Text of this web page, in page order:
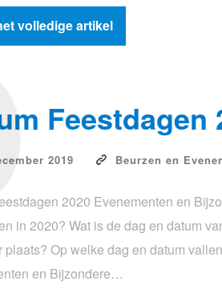
volledige artikel
Feestdagen
2019 Beurzen en
2020 Evenementen en
in 2020? Wat is de dag en datum
plaats? Op welke dag en datum
en Bijzondere…